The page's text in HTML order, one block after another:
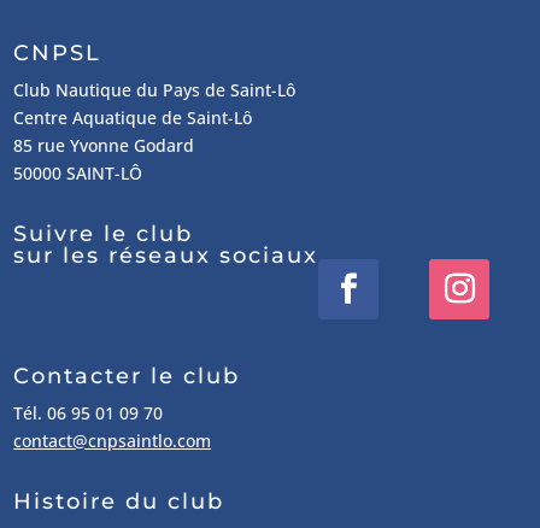
CNPSL
Club Nautique du Pays de Saint-Lô
Centre Aquatique de Saint-Lô
85 rue Yvonne Godard
50000 SAINT-LÔ
Suivre le club
sur les réseaux sociaux
Contacter le club
Tél. 06 95 01 09 70
contact@cnpsaintlo.com
Histoire du club